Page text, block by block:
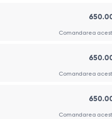
de coloană. Aceasta
sau fracturile vertebrale.
Comandarea
Comandarea
Comandarea